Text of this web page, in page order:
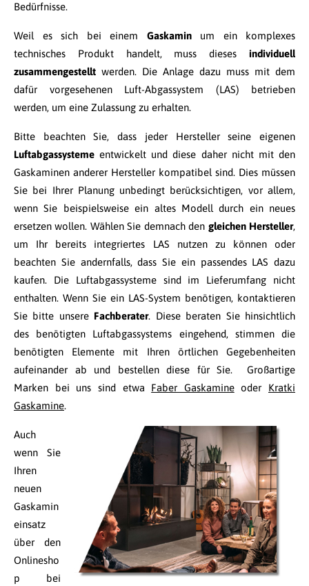
Bedürfnisse.
Weil es sich bei einem Gaskaminum ein komplexes
technisches Produkt handelt, muss dieses individuell
zusammengestellt werden. Die Anlage dazu muss mit dem
dafür vorgesehenen Luft-Abgassystem (LAS) betrieben
werden, um eine Zulassung zu erhalten.
Bitte beachten Sie, dass jeder Hersteller seine eigenen
Luftabgassysteme entwickelt und diese daher nicht mit den
Gaskaminen anderer Hersteller kompatibel sind. Dies müssen
Sie bei Ihrer Planung unbedingt berücksichtigen, vor allem,
wenn Sie beispielsweise ein altes Modell durch ein neues
ersetzen wollen. Wählen Sie demnach den gleichen Hersteller,
um Ihr bereits integriertes LAS nutzen zu können oder
beachten Sie andernfalls, dass Sie ein passendes LAS dazu
kaufen. Die Luftabgassysteme sind im Lieferumfang nicht
enthalten. Wenn Sie ein LAS-System benötigen, kontaktieren
Sie bitte unsere Fachberater. Diese beraten Sie hinsichtlich
des benötigten Luftabgassystems eingehend, stimmen die
benötigten Elemente mit Ihren örtlichen Gegebenheiten
aufeinander ab und bestellen diese für Sie. Großartige
Marken bei uns sind etwa Faber Gaskamineoder Kratki
Gaskamine.
Auch
wenn Sie
Ihren
neuen
Gaskamin
einsatz
über den
Onlinesho
p bei